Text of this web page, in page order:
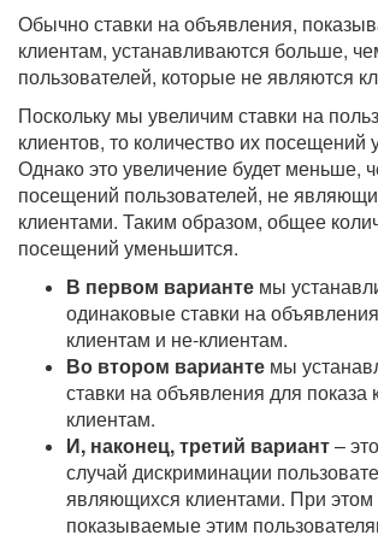
Обычно ставки на объявления,
клиентам, устанавливаются больше,
пользователей, которые не являются
Поскольку мы увеличим ставки на
клиентов, то количество их посещений
Однако это увеличение будет меньше,
посещений пользователей, не
клиентами. Таким образом, общее
посещений уменьшится.
В первом варианте мы
одинаковые ставки на
клиентам и не-клиентам.
Во втором варианте мы
ставки на объявления для показа
клиентам.
И, наконец, третий вариант–
случай дискриминации
являющихся клиентами. При этом
показываемые этим